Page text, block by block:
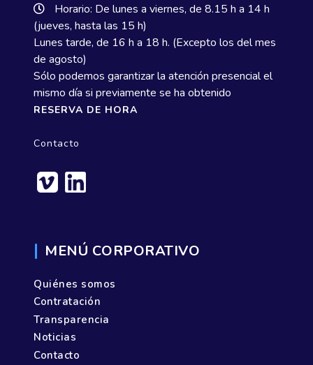
Horario: De lunes a viernes, de 8.15 h a 14 h
(jueves, hasta las 15 h)
Lunes tarde, de 16 h a 18 h. (Excepto los del mes
de agosto)
Sólo podemos garantizar la atención presencial el
mismo día si previamente se ha obtenido
RESERVA DE HORA
Contacto
MENÚ CORPORATIVO
Quiénes somos
Contratación
Transparencia
Noticias
Contacto